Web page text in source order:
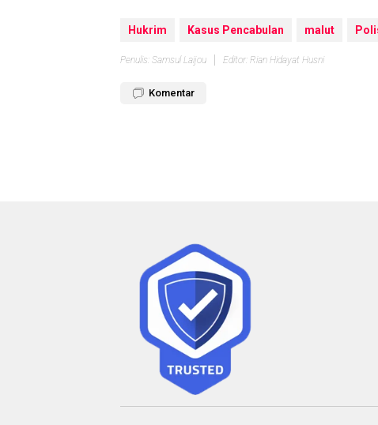
Hukrim Kasus Pencabulan malut
Penulis: Samsul Laijou Editor: Rian Hidayat Husni
Komentar